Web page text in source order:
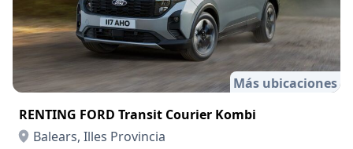
Más ubicaciones
RENTING FORD Transit Courier Kombi
Balears, Illes Provincia